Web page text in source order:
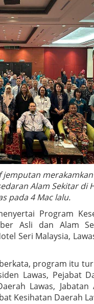
Alam Sekitar di
pada 4 Mac lalu.
Program
Asli dan Alam
Seri Malaysia,
program itu
Lawas, Pejabat
Lawas, Jabatan
Kesihatan Daerah